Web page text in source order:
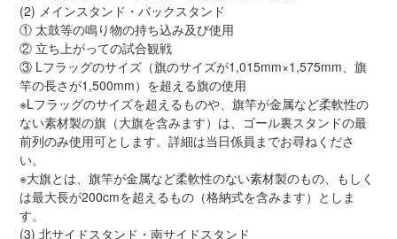
(2) メインスタンド・バックスタンド
① 太鼓等の鳴り物の持ち込み及び使用
② 立ち上がっての試合観戦
③ Lフラッグのサイズ（旗のサイズが1,015mm×1,575mm、旗
竿の長さが1,500mm）を超える旗の使用
※Lフラッグのサイズを超えるものや、旗竿が金属など柔軟性の
ない素材製の旗（大旗を含みます）は、ゴール裏スタンドの最
前列のみ使用可とします。詳細は当日係員までお尋ねくださ
い。
※大旗とは、旗竿が金属など柔軟性のない素材製のもの、もしく
は最大長が200cmを超えるもの（格納式を含みます）としま
す。
(3) 北サイドスタンド・南サイドスタンド